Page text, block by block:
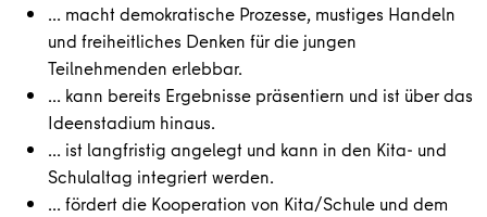
… macht demokratische Prozesse, mustiges Handeln
und freiheitliches Denken für die jungen
Teilnehmenden erlebbar.
… kann bereits Ergebnisse präsentiern und ist über das
Ideenstadium hinaus.
… ist langfristig angelegt und kann in den Kita- und
Schulaltag integriert werden.
… fördert die Kooperation von Kita/Schule und dem